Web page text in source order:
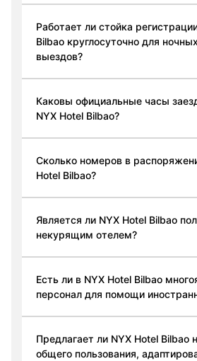
Работает ли стойка
Bilbao круглосуточно для
выездов?
Каковы официальные часы
NYX Hotel Bilbao?
Сколько номеров в
Hotel Bilbao?
Является ли NYX Hotel Bilbao
некурящим отелем?
Есть ли в NYX Hotel Bilbao
персонал для помощи
Предлагает ли NYX Hotel Bilbao
общего пользования,